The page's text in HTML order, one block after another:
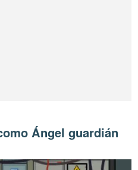
Ángel guardián